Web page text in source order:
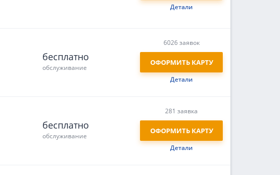
Детали
бесплатно
обслуживание
6026 заявок
ОФОРМИТЬ КАРТУ
Детали
бесплатно
обслуживание
281 заявка
ОФОРМИТЬ КАРТУ
Детали